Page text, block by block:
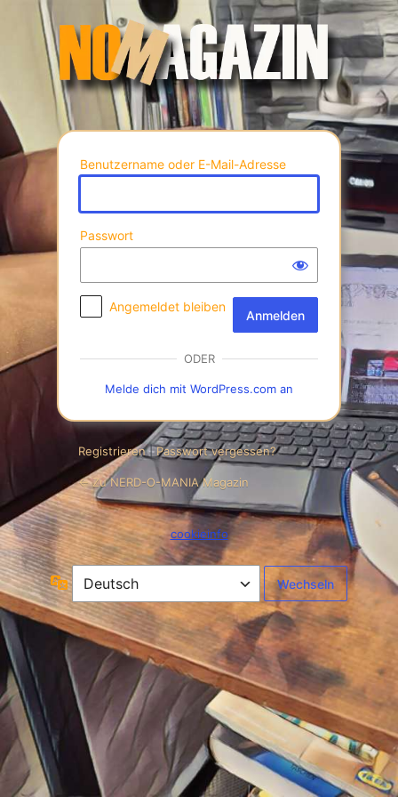
Anmelden
Benutzername oder E-Mail-Adresse
Passwort
Angemeldet bleiben
ODER
Melde dich mit WordPress.com an
Registrieren|Passwort vergessen?
← Zu NERD-O-MANIA Magazin
cookieinfo
Sprache